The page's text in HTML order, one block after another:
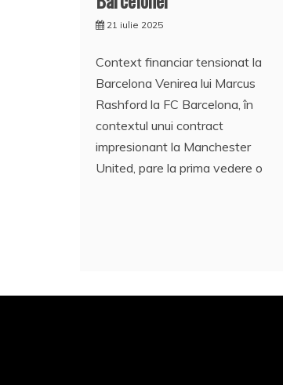
21 iulie 2025
Context financiar tensionat la
Barcelona Venirea lui Marcus
Rashford la FC Barcelona, în
contextul unui contract
impresionant la Manchester
United, pare la prima vedere o